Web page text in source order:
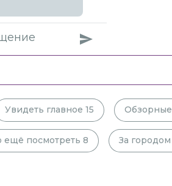
Увидеть главное 15 Обзорные
ещё посмотреть 8 За городом